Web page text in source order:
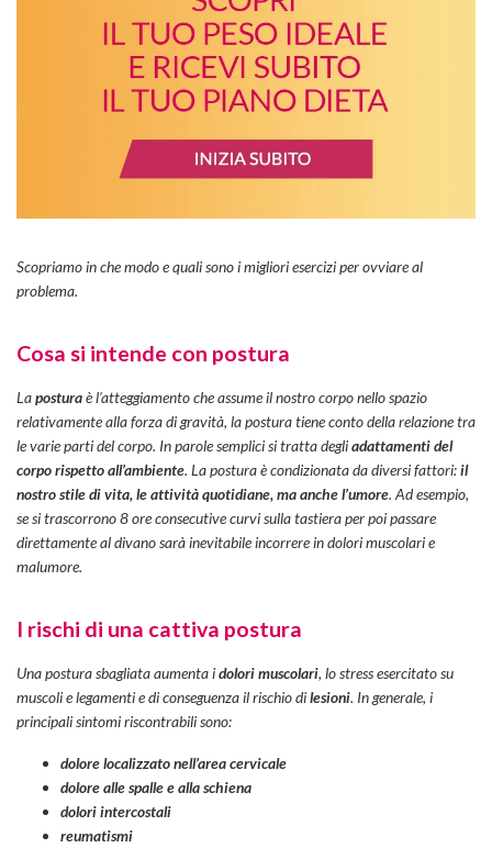
Scopriamo in che modo e quali sono i migliori esercizi per ovviare al
problema.
Cosa si intende con postura
Laposturaè l’atteggiamento che assume il nostro corpo nello spazio
relativamente alla forza di gravità, la postura tiene conto della relazione tra
le varie parti del corpo. In parole semplici si tratta degliadattamenti del
corpo rispetto all’ambiente. La postura è condizionata da diversi fattori:il
nostro stile di vita, le attività quotidiane, ma anche l’umore. Ad esempio,
se si trascorrono 8 ore consecutive curvi sulla tastiera per poi passare
direttamente al divano sarà inevitabile incorrere in dolori muscolari e
malumore.
I rischi di una cattiva postura
Una postura sbagliata aumenta idolori muscolari, lo stress esercitato su
muscoli e legamenti e di conseguenza il rischio dilesioni. In generale, i
principali sintomi riscontrabili sono:
dolore localizzato nell’area cervicale
dolore alle spalle e alla schiena
dolori intercostali
reumatismi